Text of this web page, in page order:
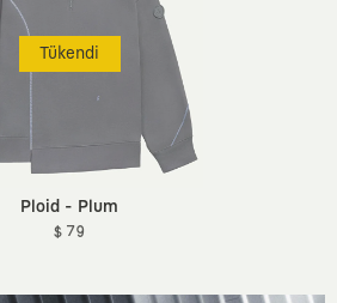
Tükendi
Ploid - Plum
$ 79